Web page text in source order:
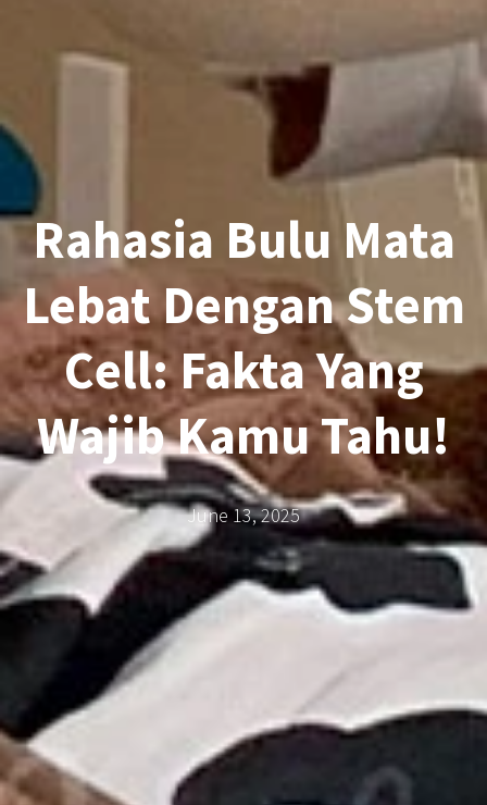
Rahasia Bulu Mata
Lebat Dengan Stem
Cell: Fakta Yang
Wajib Kamu Tahu!
June 13, 2025